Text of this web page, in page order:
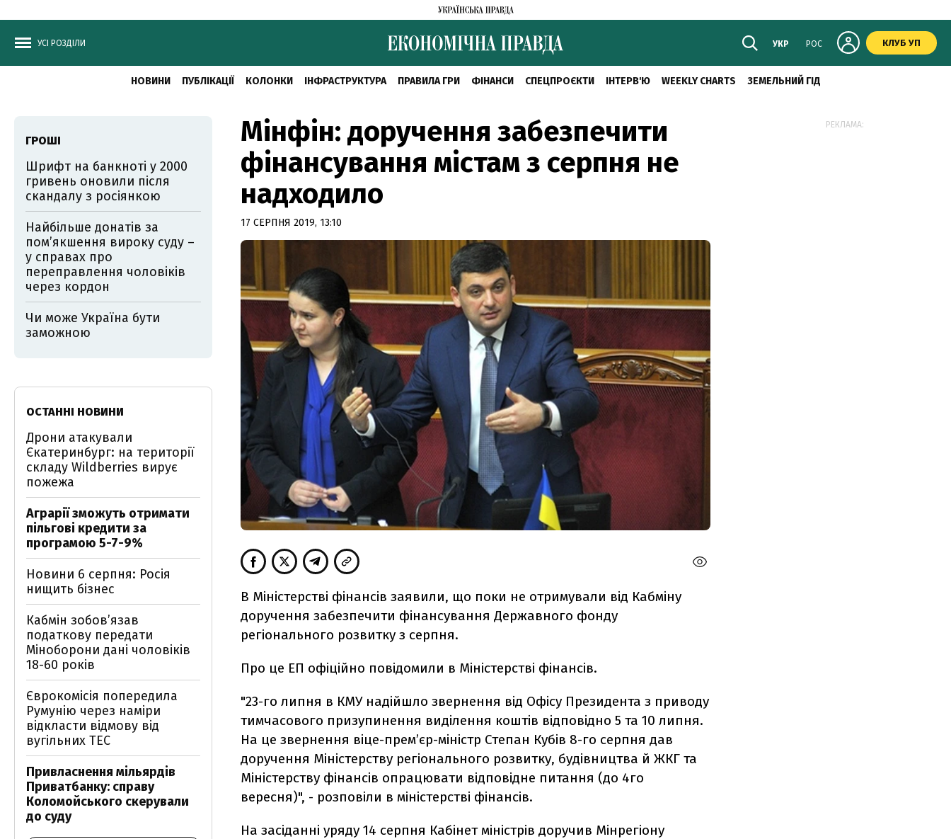
УСІ РОЗДІЛИ УКР РОС КЛУБ УП
НОВИНИ ПУБЛІКАЦІЇ КОЛОНКИ ІНФРАСТРУКТУРА ПРАВИЛА ГРИ ФІНАНСИ СПЕЦПРОЄКТИ ІНТЕРВ'Ю WEEKLY CHARTS ЗЕМЕЛЬНИЙ ГІД
Мінфін: доручення забезпечити
фінансування містам з серпня не
надходило
17 СЕРПНЯ 2019, 13:10
В Міністерстві фінансів заявили, що поки не отримували від Кабміну
доручення забезпечити фінансування Державного фонду
регіонального розвитку з серпня.
Про це ЕП офіційно повідомили в Міністерстві фінансів.
"23-го липня в КМУ надійшло звернення від Офісу Президента з приводу
тимчасового призупинення виділення коштів відповідно 5 та 10 липня.
На це звернення віце-прем’єр-міністр Степан Кубів 8-го серпня дав
доручення Міністерству регіонального розвитку, будівництва й ЖКГ та
Міністерству фінансів опрацювати відповідне питання (до 4го
вересня)", - розповіли в міністерстві фінансів.
На засіданні уряду 14 серпня Кабінет міністрів доручив Мінрегіону
ГРОШІ
Шрифт на банкноті у 2000
гривень оновили після
скандалу з росіянкою
Найбільше донатів за
пом’якшення вироку суду –
у справах про
переправлення чоловіків
через кордон
Чи може Україна бути
заможною
ОСТАННІ НОВИНИ
Дрони атакували
Єкатеринбург: на території
складу Wildberries вирує
пожежа
Аграрії зможуть отримати
пільгові кредити за
програмою 5-7-9%
Новини 6 серпня: Росія
нищить бізнес
Кабмін зобовʼязав
податкову передати
Міноборони дані чоловіків
18-60 років
Єврокомісія попередила
Румунію через наміри
відкласти відмову від
вугільних ТЕС
Привласнення мільярдів
Приватбанку: справу
Коломойського скерували
до суду
РЕКЛАМА: